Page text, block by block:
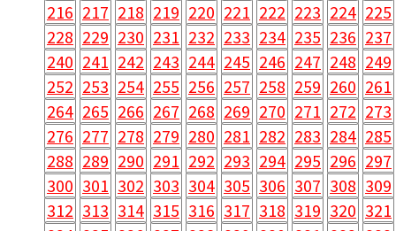
216 217 218 219 220 221 222 223 224 225
228 229 230 231 232 233 234 235 236 237
240 241 242 243 244 245 246 247 248 249
252 253 254 255 256 257 258 259 260 261
264 265 266 267 268 269 270 271 272 273
276 277 278 279 280 281 282 283 284 285
288 289 290 291 292 293 294 295 296 297
300 301 302 303 304 305 306 307 308 309
312 313 314 315 316 317 318 319 320 321